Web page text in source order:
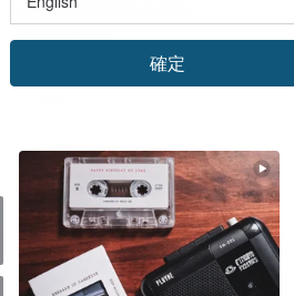
出專屬你的客製水晶手鍊
Crystal LaVie
確定